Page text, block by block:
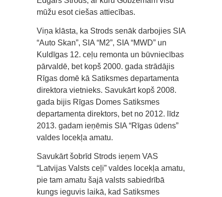
mūžu esot ciešas attiecības.
Viņa klāsta, ka Strods senāk darbojies SIA
“Auto Skan”, SIA “M2”, SIA “MWD” un
Kuldīgas 12. ceļu remonta un būvniecības
pārvaldē, bet kopš 2000. gada strādājis
Rīgas domē kā Satiksmes departamenta
direktora vietnieks. Savukārt kopš 2008.
gada bijis Rīgas Domes Satiksmes
departamenta direktors, bet no 2012. līdz
2013. gadam ieņēmis SIA “Rīgas ūdens”
valdes locekļa amatu.
Savukārt šobrīd Strods ieņem VAS
“Latvijas Valsts ceļi” valdes locekļa amatu,
pie tam amatu šajā valsts sabiedrībā
kungs ieguvis laikā, kad Satiksmes